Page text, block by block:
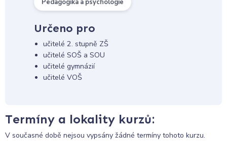
Pedagogika a psychologie
Určeno pro
učitelé 2. stupně ZŠ
učitelé SOŠ a SOU
učitelé gymnázií
učitelé VOŠ
Termíny a lokality kurzů:
V současné době nejsou vypsány žádné termíny tohoto kurzu.